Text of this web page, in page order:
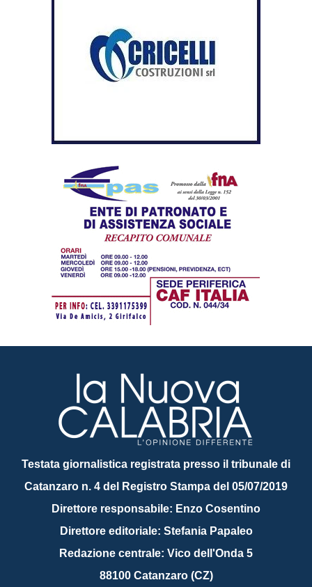
Testata giornalistica registrata presso il tribunale di
Catanzaro n. 4 del Registro Stampa del 05/07/2019
Direttore responsabile: Enzo Cosentino
Direttore editoriale: Stefania Papaleo
Redazione centrale: Vico dell'Onda 5
88100 Catanzaro (CZ)